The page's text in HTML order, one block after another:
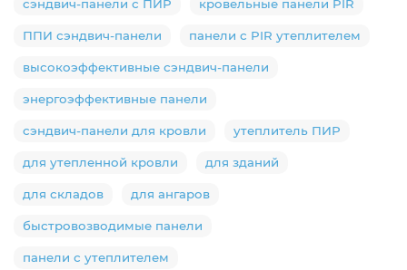
сэндвич-панели с ПИР кровельные панели PIR
ППИ сэндвич-панели панели с PIR утеплителем
высокоэффективные сэндвич-панели
энергоэффективные панели
сэндвич-панели для кровли утеплитель ПИР
для утепленной кровли для зданий
для складов для ангаров
быстровозводимые панели
панели с утеплителем